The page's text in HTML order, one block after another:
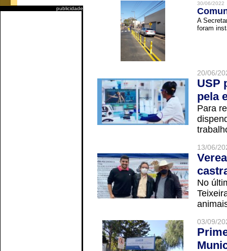
publicidade
30/06/2022
A
foram
20/06/
USP
pela
Para
13/06/
No
03/09/